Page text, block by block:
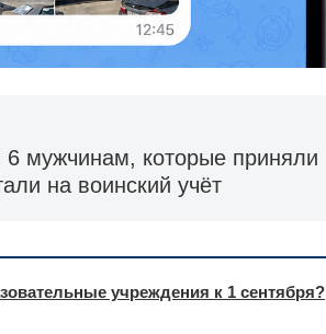
6 мужчинам, которые приняли
на воинский учёт
учреждения к 1 сентября?